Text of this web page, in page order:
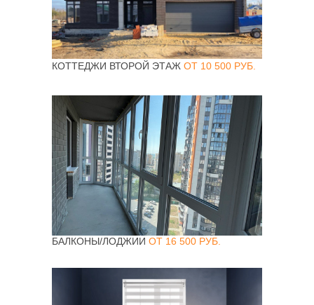
ЦЕНА С УСТАНОВКОЙ
ЦЕНА С УСТАНОВКОЙ
БАЛКОНЫ/ЛОДЖИИ ОТ 16 500 РУБ.
КОТТЕДЖИ ВТОРОЙ ЭТАЖ ОТ 10 500 РУБ.
© Oknapeople, 2017